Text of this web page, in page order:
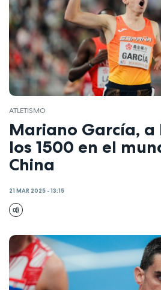
ATLETISMO
Mariano García,
los 1500 en el
China
21 MAR 2025 - 13:15